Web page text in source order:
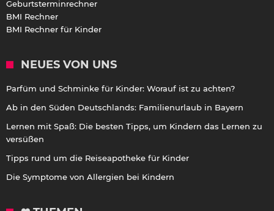
Geburtsterminrechner
BMI Rechner
BMI Rechner für Kinder
NEUES VON UNS
Parfüm und Schminke für Kinder: Worauf ist zu achten?
Ab in den Süden Deutschlands: Familienurlaub in Bayern
Lernen mit Spaß: Die besten Tipps, um Kindern das Lernen zu
versüßen
Tipps rund um die Reiseapotheke für Kinder
Die Symptome von Allergien bei Kindern